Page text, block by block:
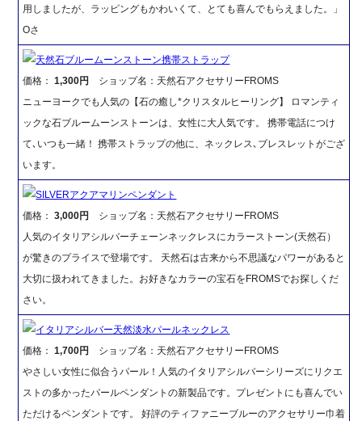
用しましたが、ラッピングもかわいくて、とても喜んでもらえました。」
Oさ
天然石ブルームーンストーン携帯ストラップ
価格：1,300円
ショップ名：天然石アクセサリーFROMS
ニューヨークでも人気の【石の癒し*クリスタルヒーリング】 ロマンティ
ックな石ブルームーンストーンは、女性に大人気です。 携帯電話につけ
て､いつも一緒！ 携帯ストラップの他に、ネックレス､ブレスレットがござ
います。
SILVERアクアマリンペンダント
価格：3,000円
ショップ名：天然石アクセサリーFROMS
人気のイタリアシルバーチェーンネックレスにカラーストーン(天然石）
が驚きのプライスで登場です。 天然石は古来から不思議なパワーがあると
大切に扱われてきました。お好きなカラーの宝石をFROMSでお探しくだ
さい。
イタリアシルバー天然淡水パールネックレス
価格：1,700円
ショップ名：天然石アクセサリーFROMS
やさしい女性に似合うパール！人気のイタリアシルバーシリーズにリクエ
ストの多かったパールペンダントの新製品です。プレゼントにも喜んでい
ただけるペンダントです。 好評のティファニーブルーのアクセサリー巾着